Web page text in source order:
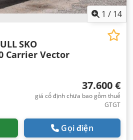
1 / 14
SKO
Carrier Vector
37.600 €
giá cố định chưa bao gồm thuế
GTGT
Gọi điện